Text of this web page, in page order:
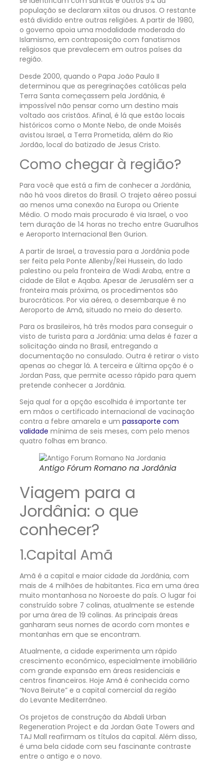
população se declaram xiitas ou drusos. O restante
está dividido entre outras religiões. A partir de 1980,
o governo apoia uma modalidade moderada do
Islamismo, em contraposição com fanatismos
religiosos que prevalecem em outros países da
região.
Desde 2000, quando o Papa João Paulo II
determinou que as peregrinações católicas pela
Terra Santa começassem pela Jordânia, é
impossível não pensar como um destino mais
voltado aos cristãos. Afinal, é lá que estão locais
históricos como o Monte Nebo, de onde Moisés
avistou Israel, a Terra Prometida, além do Rio
Jordão, local do batizado de Jesus Cristo.
Como chegar à região?
Para você que está a fim de conhecer a Jordânia,
não há voos diretos do Brasil. O trajeto aéreo possui
ao menos uma conexão na Europa ou Oriente
Médio. O modo mais procurado é via Israel, o voo
tem duração de 14 horas no trecho entre Guarulhos
e Aeroporto Internacional Ben Gurion.
A partir de Israel, a travessia para a Jordânia pode
ser feita pela Ponte Allenby/Rei Hussein, do lado
palestino ou pela fronteira de Wadi Araba, entre a
cidade de Eilat e Aqaba. Apesar de Jerusalém ser a
fronteira mais próxima, os procedimentos são
burocráticos. Por via aérea, o desembarque é no
Aeroporto de Amã, situado no meio do deserto.
Para os brasileiros, há três modos para conseguir o
visto de turista para a Jordânia: uma delas é fazer a
solicitação ainda no Brasil, entregando a
documentação no consulado. Outra é retirar o visto
apenas ao chegar lá. A terceira e última opção é o
Jordan Pass, que permite acesso rápido para quem
pretende conhecer a Jordânia.
Seja qual for a opção escolhida é importante ter
em mãos o certificado internacional de vacinação
contra a febre amarela e um passaporte com
validade mínima de seis meses, com pelo menos
quatro folhas em branco.
Antigo Fórum Romano na Jordânia
Viagem para a
Jordânia: o que
conhecer?
1.Capital Amã
Amã é a capital e maior cidade da Jordânia, com
mais de 4 milhões de habitantes. Fica em uma área
muito montanhosa no Noroeste do país. O lugar foi
construído sobre 7 colinas, atualmente se estende
por uma área de 19 colinas. As principais áreas
ganharam seus nomes de acordo com montes e
montanhas em que se encontram.
Atualmente, a cidade experimenta um rápido
crescimento econômico, especialmente imobiliário
com grande expansão em áreas residenciais e
centros financeiros. Hoje Amã é conhecida como
“Nova Beirute” e a capital comercial da região
do Levante Mediterrâneo.
Os projetos de construção da Abdali Urban
Regeneration Project e da Jordan Gate Towers and
TAJ Mall reafirmam os títulos da capital. Além disso,
é uma bela cidade com seu fascinante contraste
entre o antigo e o novo.